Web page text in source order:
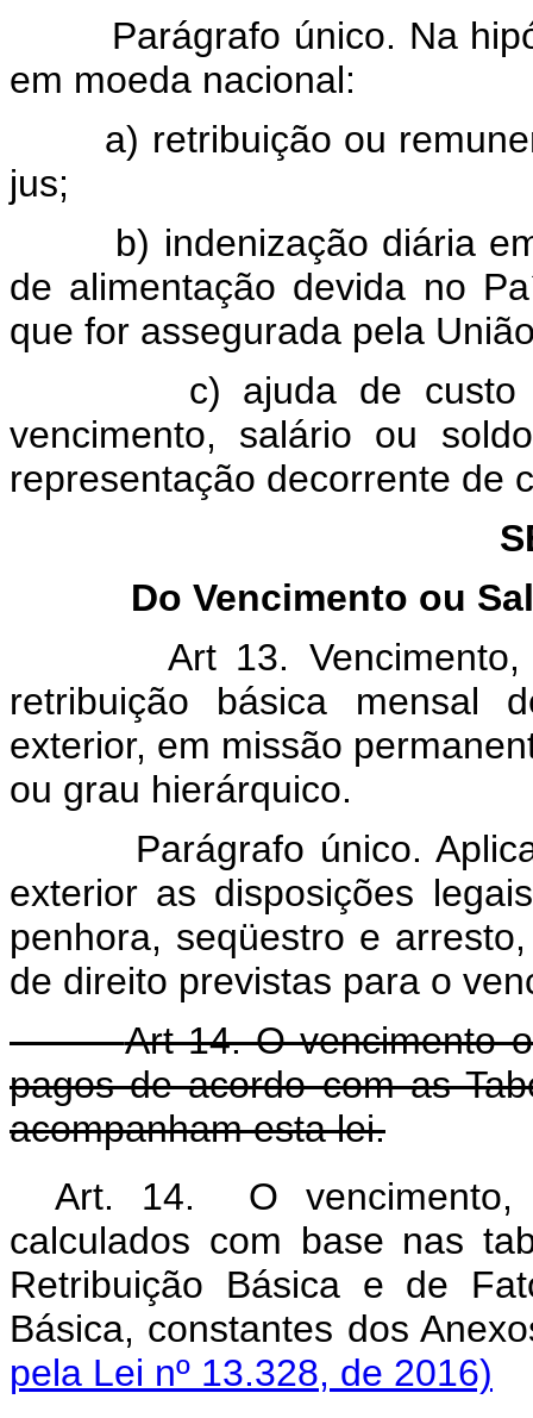
Parágrafo único. Na
em moeda nacional:
a) retribuição ou
jus;
b) indenização diária
de alimentação devida no
que for assegurada pela
c) ajuda de
vencimento, salário ou
representação decorrente de
Do Vencimento ou
Art 13.
retribuição básica mensal
exterior, em missão
ou grau hierárquico.
Parágrafo único.
exterior as disposições
penhora, seqüestro e
de direito previstas para o
Art 14. O vencimento
pagos de acordo com as
acompanham esta lei.
Art. 14. O vencimento,
calculados com base nas
Retribuição Básica e de
Básica, constantes dos
pela Lei nº 13.328, de 2016)